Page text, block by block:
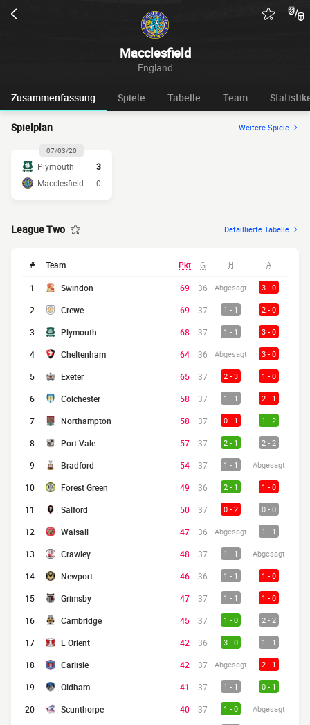
Macclesfield
England
Zusammenfassung Spiele Tabelle Team
Spielplan Weitere Spiele
07/03/20
Plymouth
3
Macclesfield
0
League Two Detaillierte Tabelle
# Team Pkt G H A
1 Swindon 69 36 Abgesagt 3 - 0
2 Crewe 69 37 1 - 1 2 - 0
3 Plymouth 68 37 1 - 1 3 - 0
4 Cheltenham 64 36 Abgesagt 3 - 0
5 Exeter 65 37 2 - 3 1 - 0
6 Colchester 58 37 1 - 1 2 - 1
7 Northampton 58 37 0 - 1 1 - 2
8 Port Vale 57 37 2 - 1 2 - 2
9 Bradford 54 37 1 - 1 Abgesagt
10 Forest Green 49 36 2 - 1 1 - 0
11 Salford 50 37 0 - 2 0 - 0
12 Walsall 47 36 Abgesagt 1 - 1
13 Crawley 48 37 1 - 1 Abgesagt
14 Newport 46 36 1 - 1 1 - 0
15 Grimsby 47 37 1 - 1 1 - 0
16 Cambridge 45 37 1 - 0 2 - 2
17 L Orient 42 36 3 - 0 1 - 1
18 Carlisle 42 37 Abgesagt 2 - 1
19 Oldham 41 37 1 - 1 0 - 1
20 Scunthorpe 40 37 1 - 0 Abgesagt